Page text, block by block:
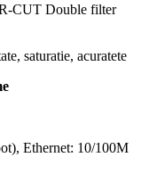
CUT Double filter
saturatie, acuratete
Ethernet: 10/100M